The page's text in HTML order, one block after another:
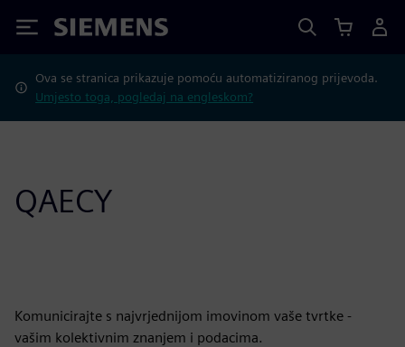
Siemens
Ova se stranica prikazuje pomoću automatiziranog prijevoda.
Umjesto toga, pogledaj na engleskom?
QAECY
Komunicirajte s najvrjednijom imovinom vaše tvrtke -
vašim kolektivnim znanjem i podacima.